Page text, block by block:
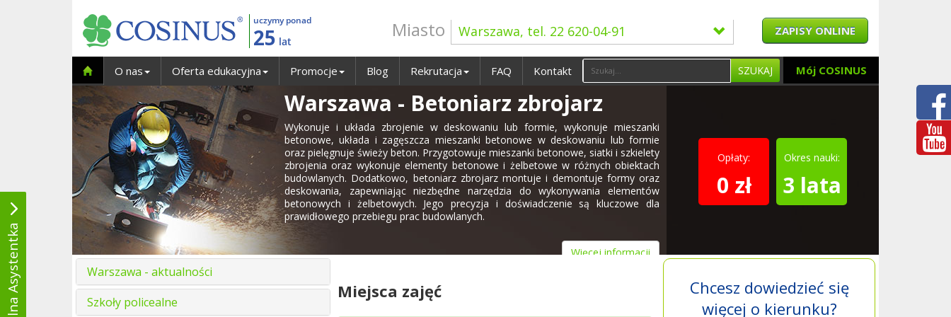
uczymy ponad
25 lat
Miasto Warszawa, tel. 22 620-04-91 ZAPISY ONLINE
Mój COSINUS
O nas Oferta edukacyjna Promocje Blog Rekrutacja FAQ Kontakt SZUKAJ
Warszawa - Betoniarz zbrojarz
Wykonuje i układa zbrojenie w deskowaniu lub formie, wykonuje mieszanki
betonowe, układa i zagęszcza mieszanki betonowe w deskowaniu lub formie
oraz pielęgnuje świeży beton. Przygotowuje mieszanki betonowe, siatki i szkielety
zbrojenia oraz wykonuje elementy betonowe i żelbetowe w różnych obiektach
budowlanych. Dodatkowo, betoniarz zbrojarz montuje i demontuje formy oraz
deskowania, zapewniając niezbędne narzędzia do wykonywania elementów
betonowych i żelbetowych. Jego precyzja i doświadczenie są kluczowe dla
prawidłowego przebiegu prac budowlanych.
Więcej informacji
Opłaty:
0 zł
Okres nauki:
3 lata
Warszawa - aktualności
Szkoły policealne
Miejsca zajęć
Chcesz dowiedzieć się
więcej o kierunku?